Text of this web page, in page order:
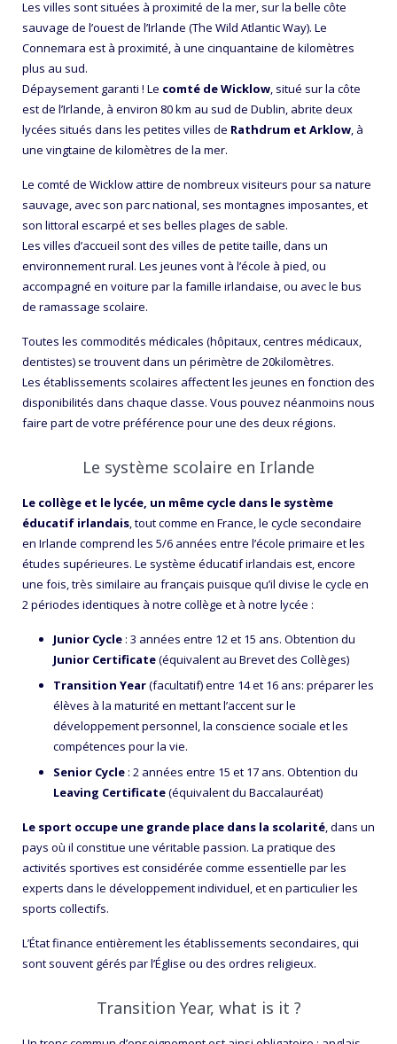
Les villes sont situées à proximité de la mer, sur la belle côte
sauvage de l’ouest de l’Irlande (The Wild Atlantic Way). Le
Connemara est à proximité, à une cinquantaine de kilomètres
plus au sud.
Dépaysement garanti ! Le comté de Wicklow, situé sur la côte
est de l’Irlande, à environ 80 km au sud de Dublin, abrite deux
lycées situés dans les petites villes de Rathdrum et Arklow, à
une vingtaine de kilomètres de la mer.
Le comté de Wicklow attire de nombreux visiteurs pour sa nature
sauvage, avec son parc national, ses montagnes imposantes, et
son littoral escarpé et ses belles plages de sable.
Les villes d’accueil sont des villes de petite taille, dans un
environnement rural. Les jeunes vont à l’école à pied, ou
accompagné en voiture par la famille irlandaise, ou avec le bus
de ramassage scolaire.
Toutes les commodités médicales (hôpitaux, centres médicaux,
dentistes) se trouvent dans un périmètre de 20kilomètres.
Les établissements scolaires affectent les jeunes en fonction des
disponibilités dans chaque classe. Vous pouvez néanmoins nous
faire part de votre préférence pour une des deux régions.
Le système scolaire en Irlande
Le collège et le lycée, un même cycle dans le système
éducatif irlandais, tout comme en France, le cycle secondaire
en Irlande comprend les 5/6 années entre l’école primaire et les
études supérieures. Le système éducatif irlandais est, encore
une fois, très similaire au français puisque qu’il divise le cycle en
2 périodes identiques à notre collège et à notre lycée :
Junior Cycle : 3 années entre 12 et 15 ans. Obtention du
Junior Certificate(équivalent au Brevet des Collèges)
Transition Year(facultatif) entre 14 et 16 ans: préparer les
élèves à la maturité en mettant l’accent sur le
développement personnel, la conscience sociale et les
compétences pour la vie.
Senior Cycle : 2 années entre 15 et 17 ans. Obtention du
Leaving Certificate(équivalent du Baccalauréat)
Le sport occupe une grande place dans la scolarité, dans un
pays où il constitue une véritable passion. La pratique des
activités sportives est considérée comme essentielle par les
experts dans le développement individuel, et en particulier les
sports collectifs.
L’État finance entièrement les établissements secondaires, qui
sont souvent gérés par l’Église ou des ordres religieux.
Transition Year, what is it ?